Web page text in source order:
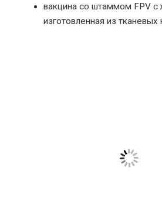
вакцина со штаммом FPV с
изготовленная из тканевых